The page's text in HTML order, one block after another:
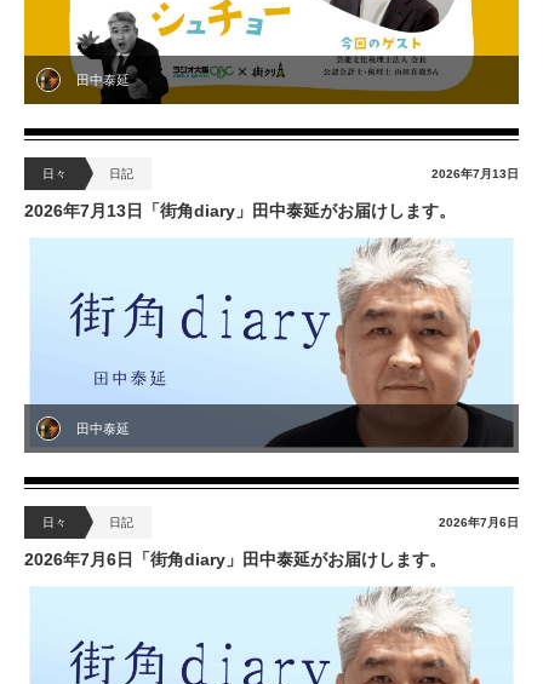
田中泰延
日々 日記 2026年7月13日
2026年7月13日「街角diary」田中泰延がお届けします。
田中泰延
日々 日記 2026年7月6日
2026年7月6日「街角diary」田中泰延がお届けします。